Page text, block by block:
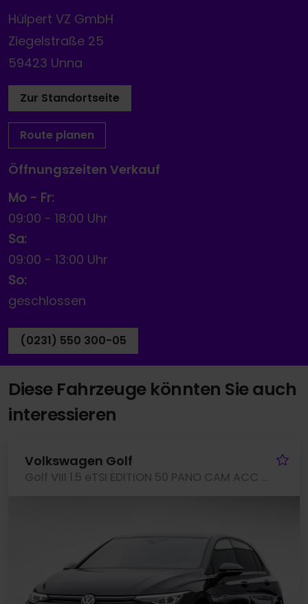
Hülpert VZ GmbH
Ziegelstraße 25
59423 Unna
Zur Standortseite
Route planen
Öffnungszeiten Verkauf
Mo - Fr:
09:00 - 18:00 Uhr
Sa:
09:00 - 13:00 Uhr
So:
geschlossen
(0231) 550 300-05
Diese Fahrzeuge könnten Sie auch
interessieren
Volkswagen Golf
Golf VIII 1.5 eTSI EDITION 50 PANO CAM ACC LM18